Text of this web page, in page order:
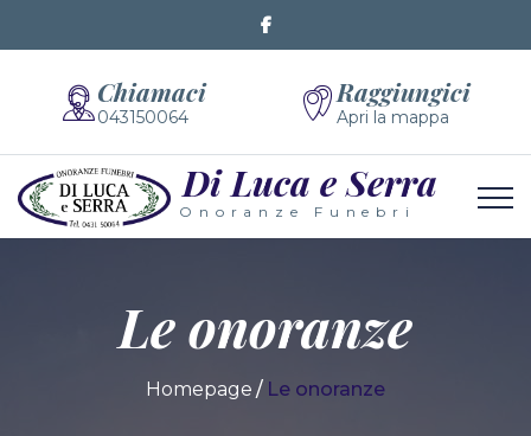
Chiamaci
043150064
Raggiungici
Apri la mappa
Di Luca e Serra
Onoranze Funebri
Le onoranze
Homepage Le onoranze